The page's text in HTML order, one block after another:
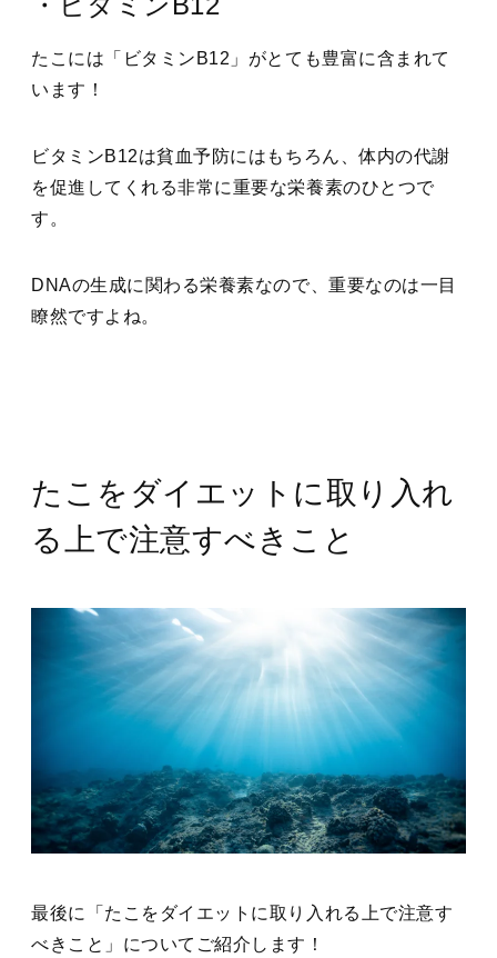
たこには「ビタミンB12」がとても豊富に含まれて
います！
ビタミンB12は貧血予防にはもちろん、体内の代謝
を促進してくれる非常に重要な栄養素のひとつで
す。
DNAの生成に関わる栄養素なので、重要なのは一目
瞭然ですよね。
たこをダイエットに取り入れ
る上で注意すべきこと
最後に「たこをダイエットに取り入れる上で注意す
べきこと」についてご紹介します！